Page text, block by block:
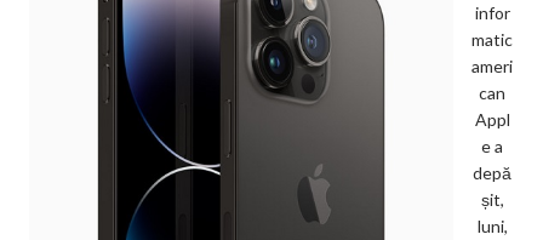
infor
matic
ameri
can
Appl
e a
depă
șit,
luni,